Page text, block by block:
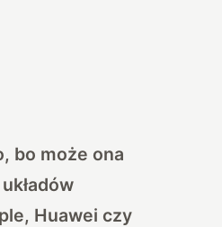
bo może ona
Huawei czy